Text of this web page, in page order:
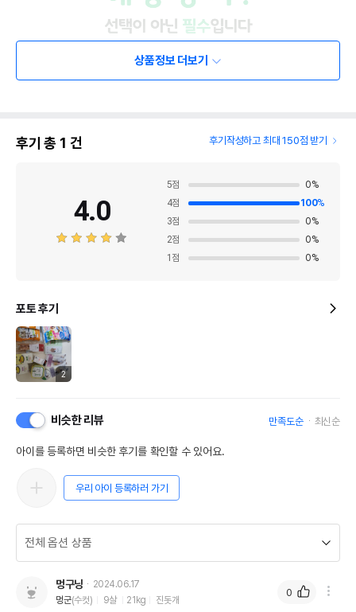
상품정보 더보기
후기 총 1 건 후기작성하고 최대 150점 받기
4.0
5점 0%
4점 100%
3점 0%
2점 0%
1 점 0%
포토 후기
2
비슷한 리뷰 만족도순 최신순
아이를 등록하면 비슷한 후기를 확인할 수 있어요.
우리 아이 등록하러 가기
멍구닝
2024.06.17
멍군(수컷) 9살 21kg 진돗개
0